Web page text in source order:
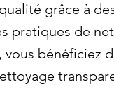
grâce à
pratiques de
vous bénéficiez